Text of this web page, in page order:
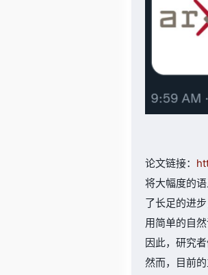
论文链接：
将大幅度的
了长足的进
用简单的自
因此，研究
然而，目前